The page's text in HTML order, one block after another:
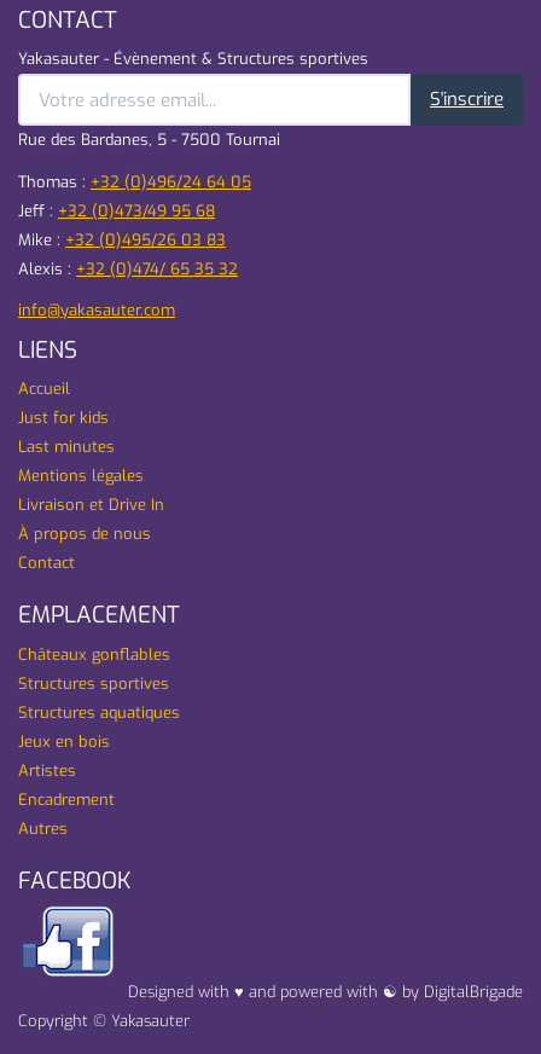
CONTACT
Yakasauter - Évènement & Structures sportives
S'inscrire
Rue des Bardanes, 5 - 7500 Tournai
Thomas : +32 (0)496/24 64 05
Jeff : +32 (0)473/49 95 68
Mike : +32 (0)495/26 03 83
Alexis : +32 (0)474/ 65 35 32
info@yakasauter.com
LIENS
Accueil
Just for kids
Last minutes
Mentions légales
Livraison et Drive In
À propos de nous
Contact
EMPLACEMENT
Châteaux gonflables
Structures sportives
Structures aquatiques
Jeux en bois
Artistes
Encadrement
Autres
FACEBOOK
Designed with ♥ and powered with ☯ by DigitalBrigade
Copyright © Yakasauter